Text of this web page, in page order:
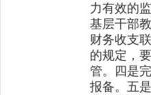
力有效的
基层干部
财务收支
的规定，
管。四是
报备。五